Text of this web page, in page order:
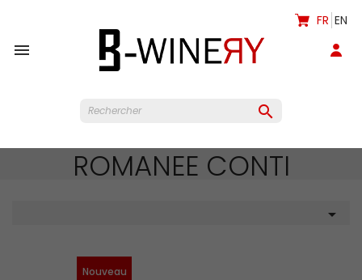

FR EN

ROMANEE CONTI

Nouveau